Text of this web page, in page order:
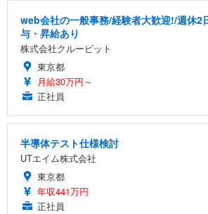
web会社の一般事務/経験者大歓迎!/週休2
与・昇給あり
株式会社クルービット
東京都
月給30万円～
正社員
半導体テスト仕様検討
UTエイム株式会社
東京都
年収441万円
正社員